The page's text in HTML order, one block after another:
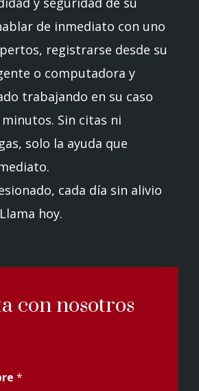
de inmediato con uno
registrarse desde su
o computadora y
trabajando en su caso
Sin citas ni
solo la ayuda que
cada día sin alivio
hoy.
con nosotros
*